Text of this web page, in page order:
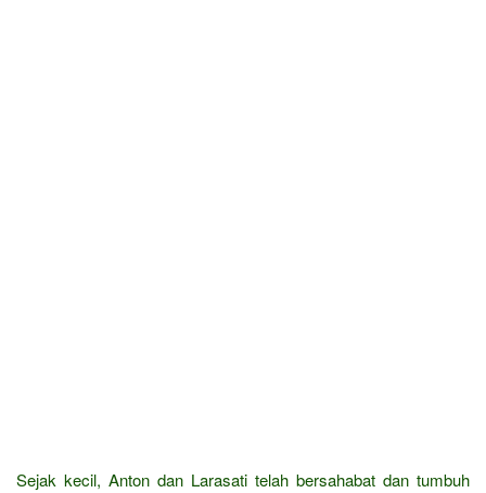
Sejak kecil, Anton dan Larasati telah bersahabat dan tumbuh